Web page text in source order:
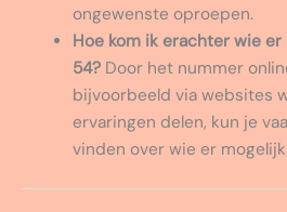
ongewenste oproepen.
Hoe kom ik erachter wie er
54?Door het nummer
bijvoorbeeld via websites
ervaringen delen, kun je
vinden over wie er